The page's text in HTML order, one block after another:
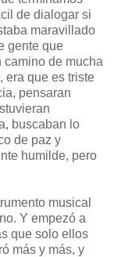
de dialogar si
maravillado
gente que
camino de mucha
era que es triste
pensaran
buscaban lo
de paz y
humilde, pero
musical
Y empezó a
que solo ellos
más y más, y